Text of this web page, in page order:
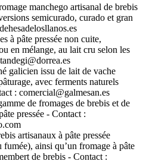
manchego artisanal de brebis
semicurado, curado et gran
à pâte pressée non cuite,
en mélange, au lait cru selon les
galicien issu de lait de vache
avec ferments naturels
: comercial@galmesan.es
de fromages de brebis et de
pressée - Contact :
artisanaux à pâte pressée
ainsi qu’un fromage à pâte
de brebis - Contact :